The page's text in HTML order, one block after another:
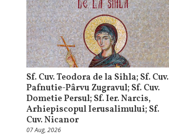
Sf. Cuv. Teodora de la Sihla; Sf. Cuv.
Pafnutie-Pârvu Zugravul; Sf. Cuv.
Dometie Persul; Sf. Ier. Narcis,
Arhiepiscopul Ierusalimului; Sf.
Cuv. Nicanor
07 Aug, 2026